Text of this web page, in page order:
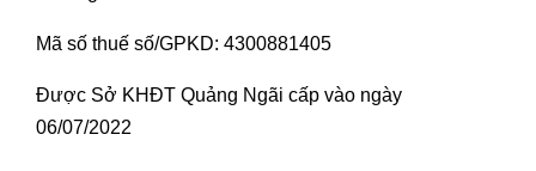
Mã số thuế số/GPKD: 4300881405
Được Sở KHĐT Quảng Ngãi cấp vào ngày
06/07/2022